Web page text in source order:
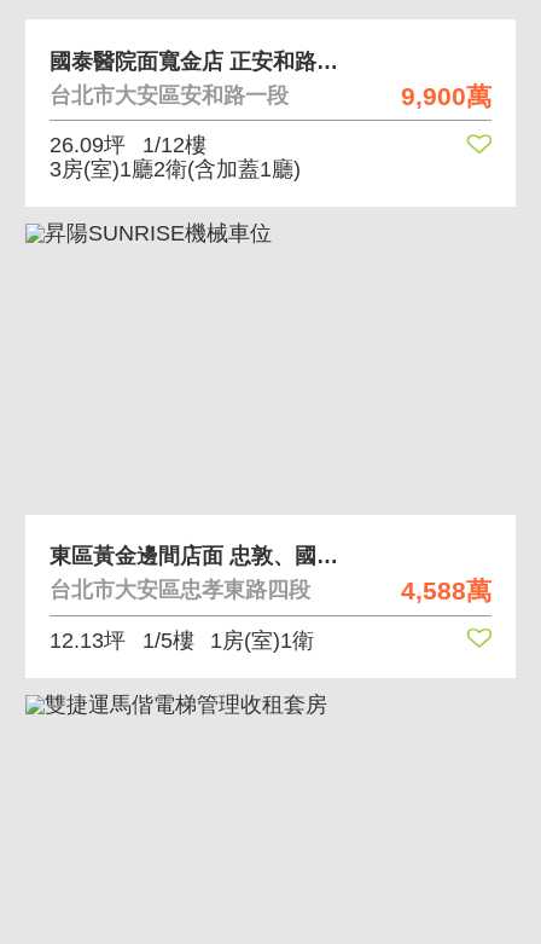
9,900萬
國泰醫院面寬金店 正安和路上黃金店面適合收租自用
台北市大安區安和路一段
26.09坪
1/12樓
3房(室)1廳2衛(含加蓋1廳)
4,588萬
東區黃金邊間店面 忠敦、國館雙捷運各步行約5分鐘
台北市大安區忠孝東路四段
12.13坪 1/5樓 1房(室)1衛